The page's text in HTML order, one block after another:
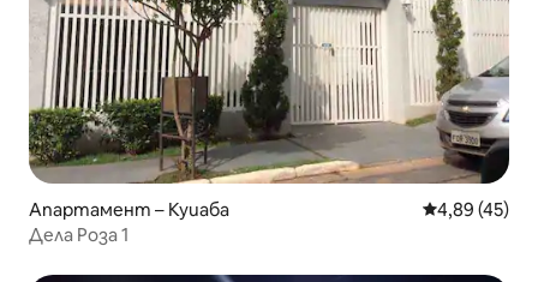
Апартамент – Куиаба Средна
4,89 (45)
Дела Роза 1